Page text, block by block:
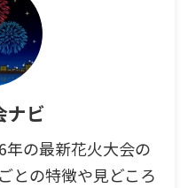
ナビ
の最新花火大会の
との特徴や見どころ